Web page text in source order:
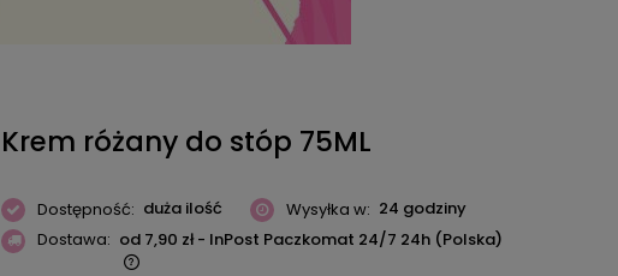
Krem różany do stóp 75ML
Dostępność: duża ilość Wysyłka w: 24 godziny
Dostawa: od 7,90 zł - InPost Paczkomat 24/7 24h (Polska)